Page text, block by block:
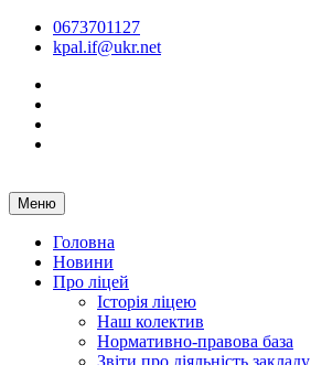
Перейти0673701127
kpal.if@ukr.net
Меню
Головна
Новини
Про ліцей
Історія ліцею
Наш колектив
Нормативно-правова база
Звіти про діяльність закладу